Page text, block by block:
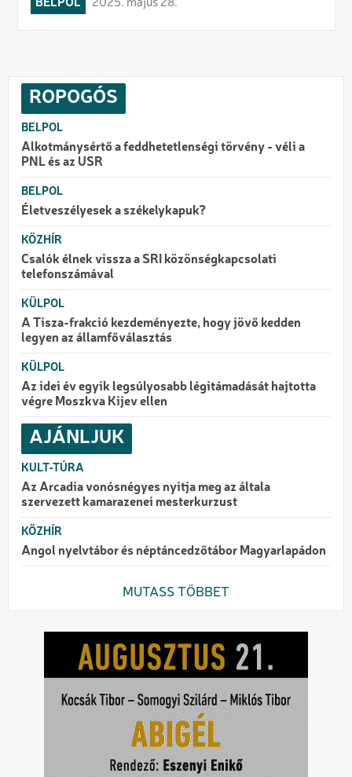
BELPOL 2025. május 28.
ROPOGÓS
BELPOL
Alkotmánysértő a feddhetetlenségi törvény - véli a
PNL és az USR
BELPOL
Életveszélyesek a székelykapuk?
KÖZHÍR
Csalók élnek vissza a SRI közönségkapcsolati
telefonszámával
KÜLPOL
A Tisza-frakció kezdeményezte, hogy jövő kedden
legyen az államfőválasztás
KÜLPOL
Az idei év egyik legsúlyosabb légitámadását hajtotta
végre Moszkva Kijev ellen
AJÁNLJUK
KULT-TÚRA
Az Arcadia vonósnégyes nyitja meg az általa
szervezett kamarazenei mesterkurzust
KÖZHÍR
Angol nyelvtábor és néptáncedzőtábor Magyarlapádon
MUTASS TÖBBET